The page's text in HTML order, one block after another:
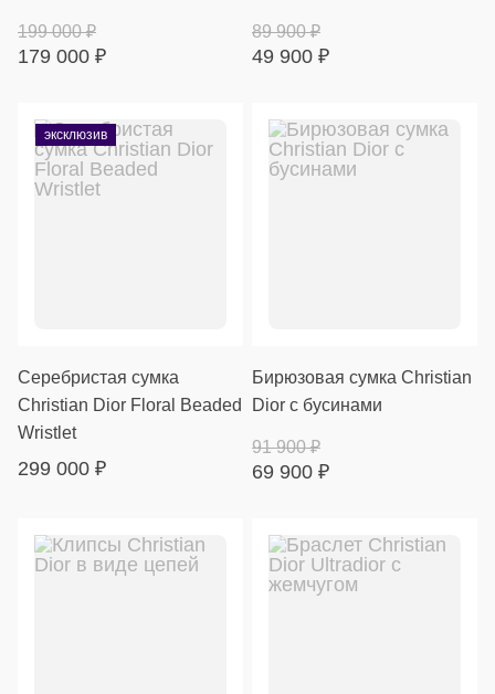
179 000 ₽
199 000₽
49 900 ₽
89 900₽
эксклюзив
Серебристая сумка
Christian Dior Floral Beaded
Wristlet
299 000 ₽
Бирюзовая сумка Christian
Dior с бусинами
69 900 ₽
91 900₽